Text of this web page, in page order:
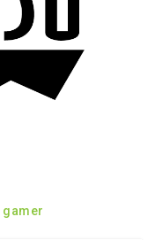
gamer